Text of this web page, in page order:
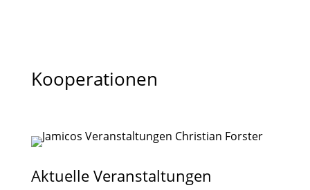
Kooperationen
Aktuelle Veranstaltungen